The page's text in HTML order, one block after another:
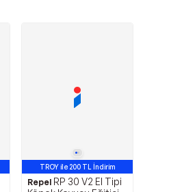
TROY ile 200 TL İndirim
Avantajlı Ürün
Repel RP 30 V2 El Tipi